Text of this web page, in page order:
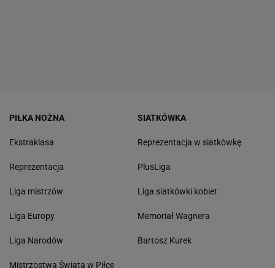
PIŁKA NOŻNA
Ekstraklasa
Reprezentacja
Liga mistrzów
Liga Europy
Liga Narodów
Mistrzostwa Świata w Piłce
SIATKÓWKA
Reprezentacja w siatkówkę
PlusLiga
Liga siatkówki kobiet
Memoriał Wagnera
Bartosz Kurek